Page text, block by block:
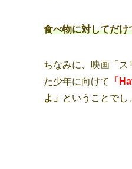
食べ物に対してだけ
ちなみに、映画「
た少年に向けて
「
よ」 ということでし